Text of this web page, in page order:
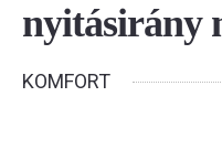
nyitásirány
KOMFORT